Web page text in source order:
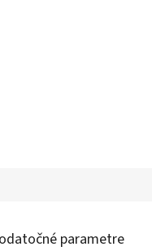
parametre